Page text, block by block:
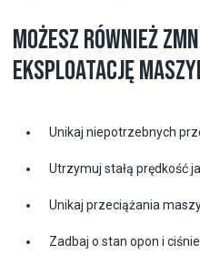
MOŻESZ RÓWNIEŻ
EKSPLOATACJĘ
Unikaj niepotrzebnych
Utrzymuj stałą prędkość
Unikaj przeciążania
Zadbaj o stan opon i